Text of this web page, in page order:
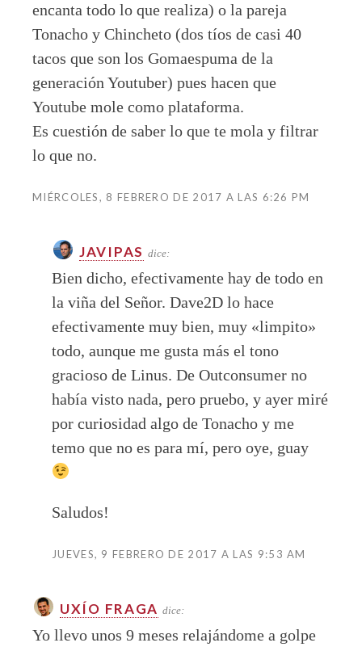
encanta todo lo que realiza) o la pareja
Tonacho y Chincheto (dos tíos de casi 40
tacos que son los Gomaespuma de la
generación Youtuber) pues hacen que
Youtube mole como plataforma.
Es cuestión de saber lo que te mola y filtrar
lo que no.
MIÉRCOLES, 8 FEBRERO DE 2017 A LAS 6:26 PM
JAVIPAS dice:
Bien dicho, efectivamente hay de todo en
la viña del Señor. Dave2D lo hace
efectivamente muy bien, muy «limpito»
todo, aunque me gusta más el tono
gracioso de Linus. De Outconsumer no
había visto nada, pero pruebo, y ayer miré
por curiosidad algo de Tonacho y me
temo que no es para mí, pero oye, guay
Saludos!
JUEVES, 9 FEBRERO DE 2017 A LAS 9:53 AM
UXÍO FRAGA dice:
Yo llevo unos 9 meses relajándome a golpe